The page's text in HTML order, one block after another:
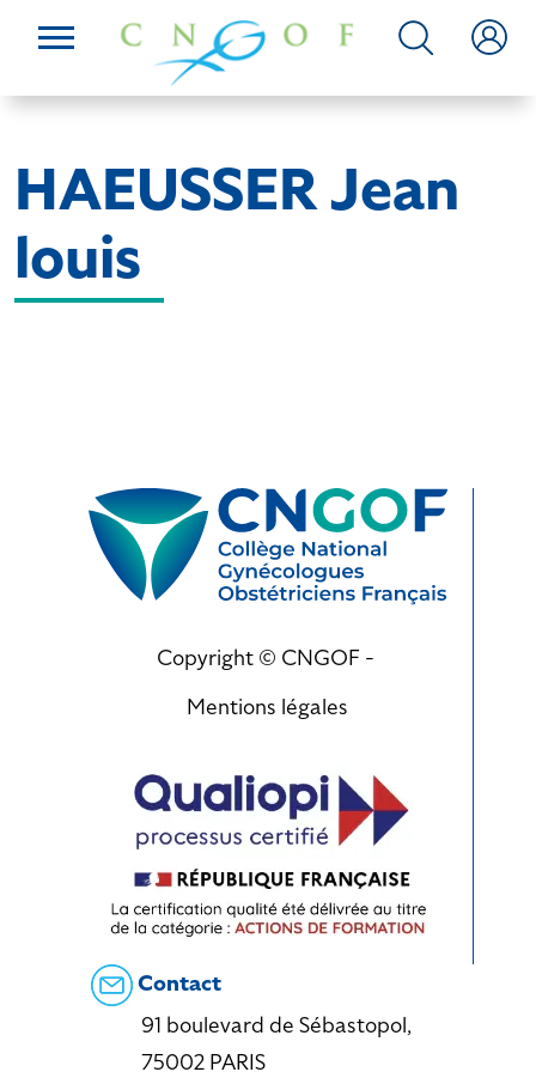
HAEUSSER Jean
louis
Copyright © CNGOF -
Mentions légales
Contact
91 boulevard de Sébastopol,
75002 PARIS